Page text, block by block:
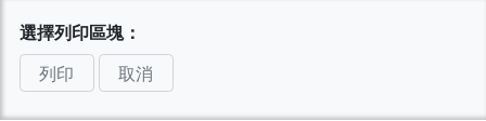
選擇列印區塊：
列印
取消